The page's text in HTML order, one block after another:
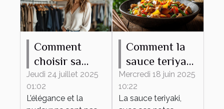
Comment
choisir sa
tenue
élégante et
pudique pour
Jeudi 24 juillet 2025
01:02
L’élégance et la
Comment la
sauce teriyaki
transforme
vos plats du
quotidien
Mercredi 18 juin 2025
10:22
La sauce teriyaki,